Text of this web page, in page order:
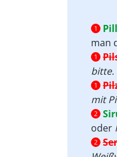
1
man
1
bitte.
1
mit
2
oder
2